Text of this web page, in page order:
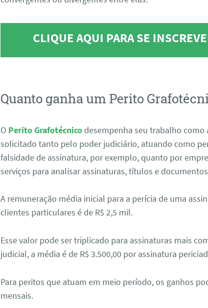
CLIQUE AQUI PARA SE
Quanto ganha um Perito
O Perito Grafotécnico desempenha seu trabalho
solicitado tanto pelo poder judiciário, atuando como
falsidade de assinatura, por exemplo, quanto por
serviços para analisar assinaturas, títulos e
A remuneração média inicial para a perícia de uma
clientes particulares é de R$ 2,5 mil.
Esse valor pode ser triplicado para assinaturas mais
judicial, a média é de R$ 3.500,00 por assinatura
Para peritos que atuam em meio período, os ganhos
mensais.